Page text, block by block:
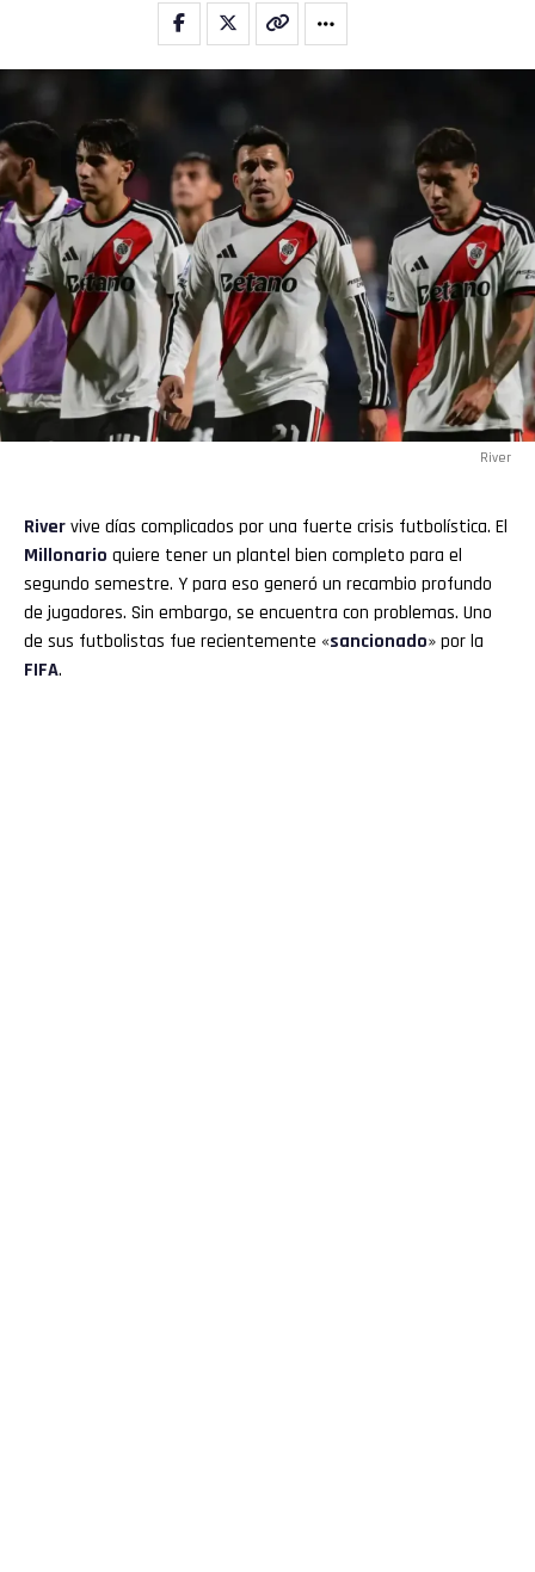
River
Rivervive días complicados por una fuerte crisis futbolística. El
Millonario quiere tener un plantel bien completo para el
segundo semestre. Y para eso generó un recambio profundo
de jugadores. Sin embargo, se encuentra con problemas. Uno
de sus futbolistas fue recientemente «sancionado» por la
FIFA.